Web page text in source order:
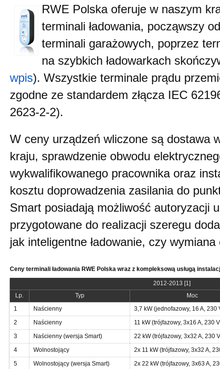
RWE Polska oferuje w naszym
terminali ładowania, począwszy
terminali garażowych, poprzez
na szybkich ładowarkach
wpis). Wszystkie terminale prądu
zgodne ze standardem złącza IEC
2623-2-2).
W ceny urządzeń wliczone są dostawa
kraju, sprawdzenie obwodu
wykwalifikowanego pracownika oraz
kosztu doprowadzenia zasilania do
Smart posiadają możliwość autoryzacji
przygotowane do realizacji szeregu
jak inteligentne ładowanie, czy wymiana
Ceny terminali ładowania RWE Polska wraz z kompleksową usługą
2012-2013 [1]
Lp.
Typ
Moc
1
Naścienny
3,7 kW (jednofazowy, 16 A, 230
2
Naścienny
11 kW (trójfazowy, 3x16 A, 230
3
Naścienny (wersja Smart)
22 kW (trójfazowy, 3x32 A, 230
4
Wolnostojący
2x 11 kW (trójfazowy, 3x32 A,
5
Wolnostojący (wersja Smart) 2x 22 kW (trójfazowy, 3x63 A,